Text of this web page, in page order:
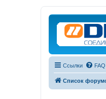
Ссылки FAQ
Список